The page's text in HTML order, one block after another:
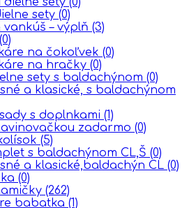
sety (0)
vankúš – výplň (3)
(0)
na čokoľvek (0)
na hračky (0)
sety s baldachýnom (0)
a klasické, s baldachýnom
s doplnkami (1)
zadarmo (0)
(5)
s baldachýnom CL,Š (0)
a klasické,baldachýn CL (0)
(0)
(262)
babatka (1)